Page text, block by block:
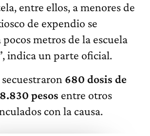
entre ellos, a menores de
de expendio se
metros de la escuela
indica un parte oficial.
680 dosis de
pesos entre otros
con la causa.